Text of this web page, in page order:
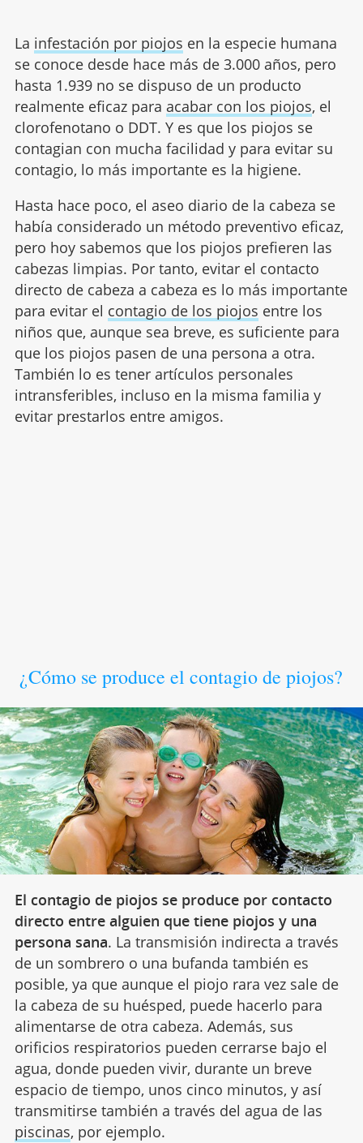
La infestación por piojos en la especie humana
se conoce desde hace más de 3.000 años, pero
hasta 1.939 no se dispuso de un producto
realmente eficaz para acabar con los piojos, el
clorofenotano o DDT. Y es que los piojos se
contagian con mucha facilidad y para evitar su
contagio, lo más importante es la higiene.
Hasta hace poco, el aseo diario de la cabeza se
había considerado un método preventivo eficaz,
pero hoy sabemos que los piojos prefieren las
cabezas limpias. Por tanto, evitar el contacto
directo de cabeza a cabeza es lo más importante
para evitar el contagio de los piojos entre los
niños que, aunque sea breve, es suficiente para
que los piojos pasen de una persona a otra.
También lo es tener artículos personales
intransferibles, incluso en la misma familia y
evitar prestarlos entre amigos.
¿Cómo se produce el contagio de piojos?
El contagio de piojos se produce por contacto
directo entre alguien que tiene piojos y una
persona sana. La transmisión indirecta a través
de un sombrero o una bufanda también es
posible, ya que aunque el piojo rara vez sale de
la cabeza de su huésped, puede hacerlo para
alimentarse de otra cabeza. Además, sus
orificios respiratorios pueden cerrarse bajo el
agua, donde pueden vivir, durante un breve
espacio de tiempo, unos cinco minutos, y así
transmitirse también a través del agua de las
piscinas, por ejemplo.